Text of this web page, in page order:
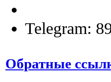
Telegram:
Обратные